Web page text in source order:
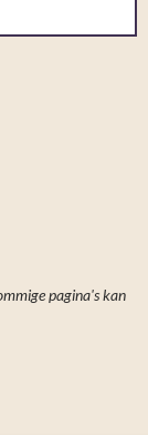
pagina's kan